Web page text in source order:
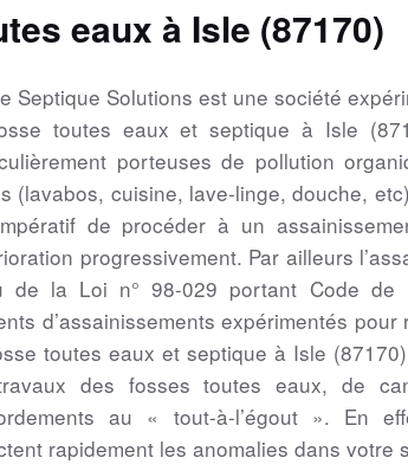
eaux à Isle (87170)
Septique Solutions est une société
toutes eaux et septique à Isle
porteuses de pollution
(lavabos, cuisine, lave-linge, douche,
de procéder à un
progressivement. Par ailleurs
de la Loi n° 98-029 portant Code de
d’assainissements expérimentés
toutes eaux et septique à Isle
des fosses toutes eaux, de
au « tout-à-l’égout ». En
rapidement les anomalies dans votre